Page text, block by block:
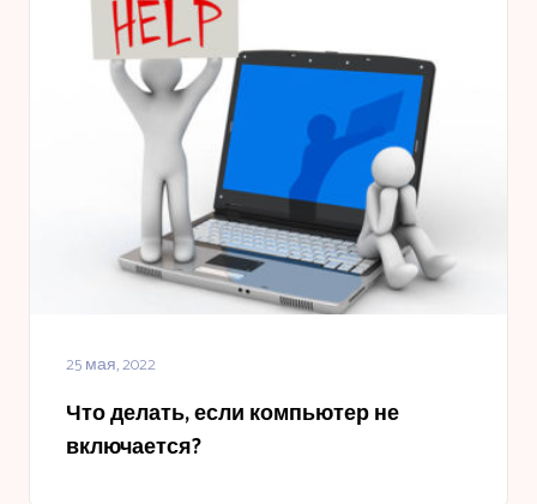
25 мая, 2022
Что делать, если компьютер не
включается?